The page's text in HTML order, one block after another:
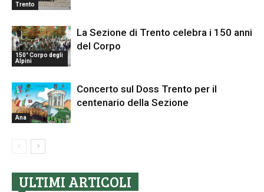
Trento
150° Corpo degli
Alpini
La Sezione di Trento celebra i 150 anni
del Corpo
Ana
Concerto sul Doss Trento per il
centenario della Sezione
ULTIMI ARTICOLI